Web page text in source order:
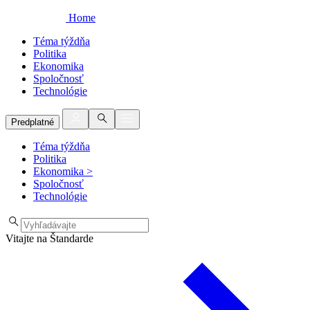
Home
Téma týždňa
Politika
Ekonomika
Spoločnosť
Technológie
Predplatné
Téma týždňa
Politika
Ekonomika >
Spoločnosť
Technológie
Vitajte na Štandarde